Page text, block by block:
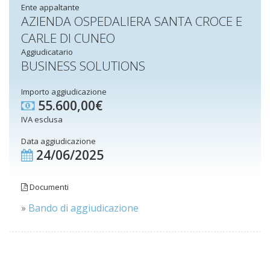
Ente appaltante
AZIENDA OSPEDALIERA SANTA CROCE E
CARLE DI CUNEO
Aggiudicatario
BUSINESS SOLUTIONS
Importo aggiudicazione
55.600,00€
IVA esclusa
Data aggiudicazione
24/06/2025
Documenti
» Bando di aggiudicazione